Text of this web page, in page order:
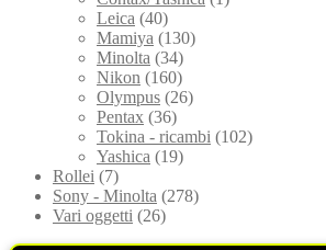
Leica (40)
Mamiya (130)
Minolta (34)
Nikon (160)
Olympus (26)
Pentax (36)
Tokina - ricambi (102)
Yashica (19)
Rollei (7)
Sony - Minolta (278)
Vari oggetti (26)